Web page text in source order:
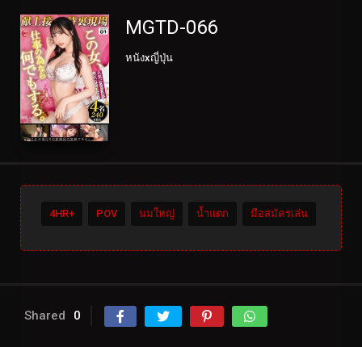
MGTD-066
หนังxญี่ปุ่น
4HR+ POV นมใหญ่ น้ำแตก มือสมัครเล่น
Shared 0